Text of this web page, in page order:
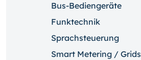
Bus-Bediengeräte
Funktechnik
Sprachsteuerung
Smart Metering / Grids